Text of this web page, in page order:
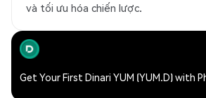
và tối ưu hóa chiến lược.
Get Your First Dinari YUM (YUM.D) with